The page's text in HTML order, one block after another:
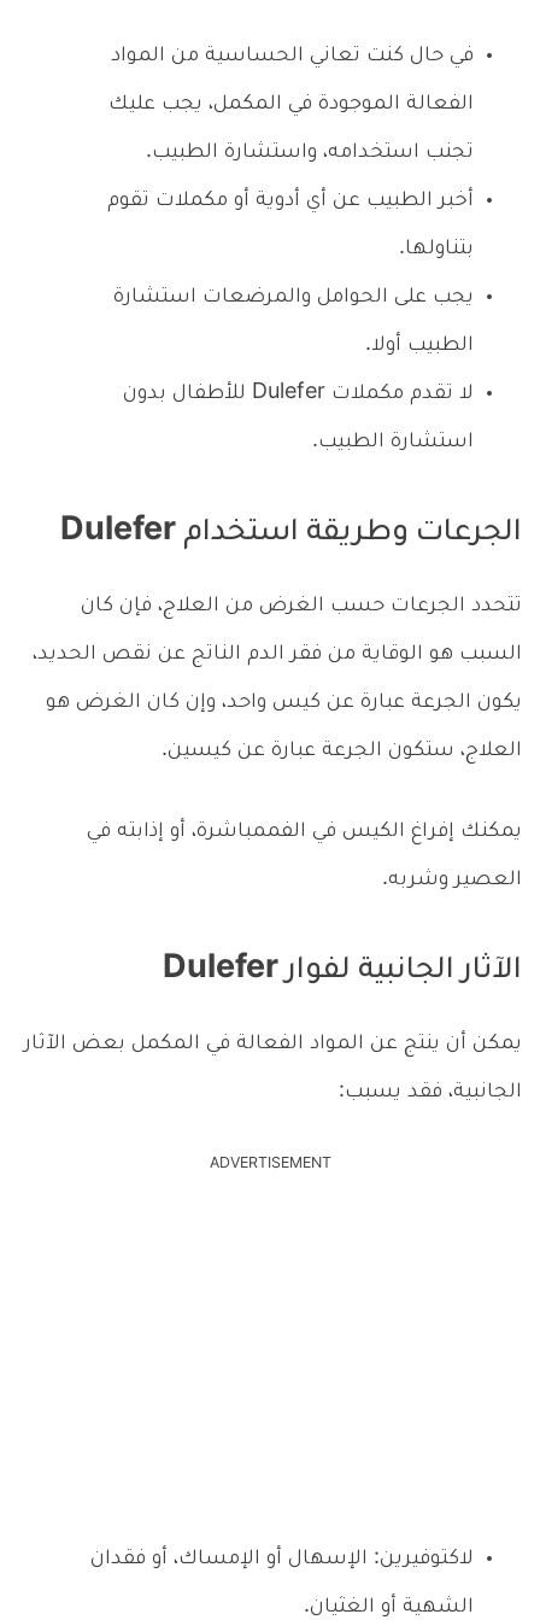
في حال كنت تعاني الحساسية من المواد
الفعالة الموجودة في المكمل، يجب عليك
تجنب استخدامه، واستشارة الطبيب.
أخبر الطبيب عن أي أدوية أو مكملات تقوم
بتناولها.
يجب على الحوامل والمرضعات استشارة
الطبيب أولا.
لا تقدم مكملات Dulefer للأطفال بدون
استشارة الطبيب.
الجرعات وطريقة استخدام Dulefer
تتحدد الجرعات حسب الغرض من العلاج، فإن كان
السبب هو الوقاية من فقر الدم الناتج عن نقص الحديد،
يكون الجرعة عبارة عن كيس واحد، وإن كان الغرض هو
العلاج، ستكون الجرعة عبارة عن كيسين.
يمكنك إفراغ الكيس في الفممباشرة، أو إذابته في
العصير وشربه.
الآثار الجانبية لفوار Dulefer
يمكن أن ينتج عن المواد الفعالة في المكمل بعض الآثار
الجانبية، فقد يسبب:
ADVERTISEMENT
لاكتوفيرين: الإسهال أو الإمساك، أو فقدان
الشهية أو الغثيان.